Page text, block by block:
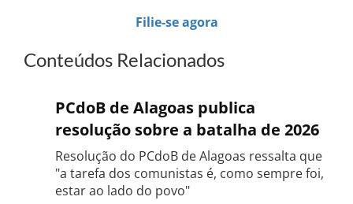
Filie-se agora
Conteúdos Relacionados
PCdoB de Alagoas publica
resolução sobre a batalha de 2026
Resolução do PCdoB de Alagoas ressalta que
"a tarefa dos comunistas é, como sempre foi,
estar ao lado do povo"